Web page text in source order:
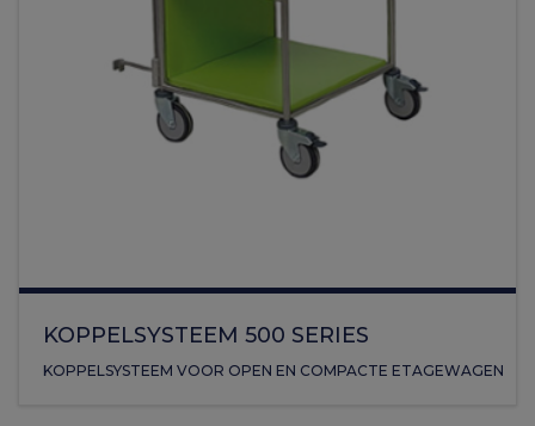
KOPPELSYSTEEM 500 SERIES
KOPPELSYSTEEM VOOR OPEN EN COMPACTE ETAGEWAGEN